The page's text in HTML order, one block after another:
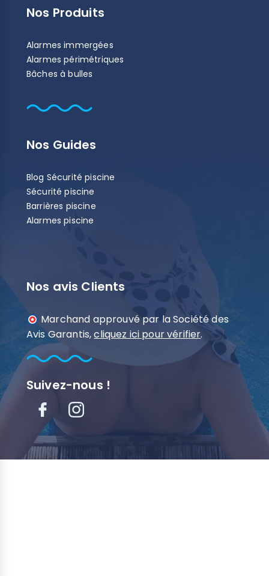
Nos Produits
Alarmes immergées
Alarmes périmétriques
Bâches à bulles
Nos Guides
Blog Sécurité piscine
Sécurité piscine
Barrières piscine
Alarmes piscine
Nos avis Clients
Marchand approuvé par la Société des
Avis Garantis,cliquez ici pour vérifier.
Suivez-nous !